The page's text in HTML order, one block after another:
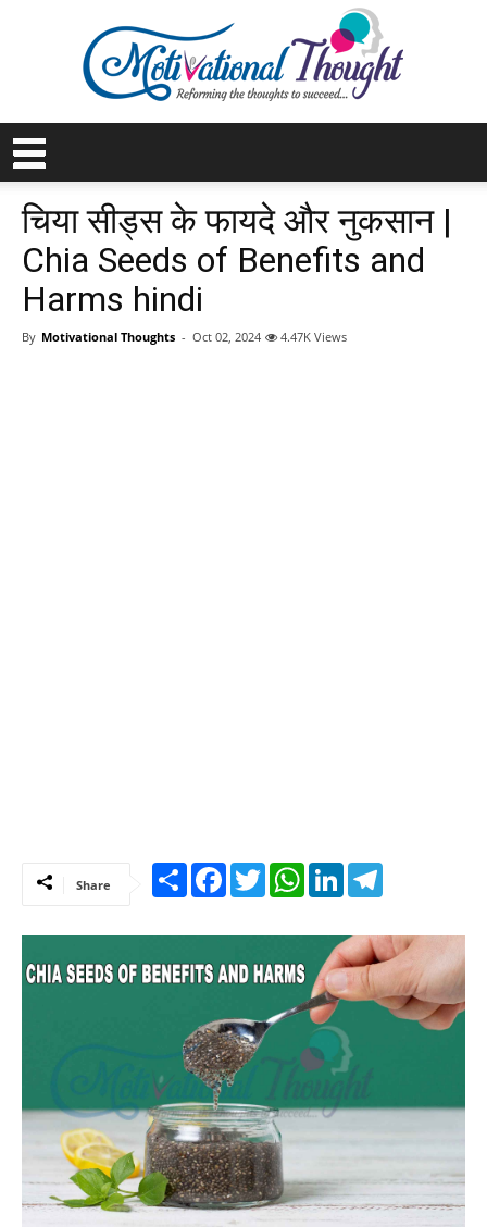
चिया सीड्स के फायदे और नुकसान |
Chia Seeds of Benefits and
Harms hindi
By Motivational Thoughts - Oct 02, 2024 4.47K Views
Share
Share FacebookTwitterWhatsApp
LinkedIn